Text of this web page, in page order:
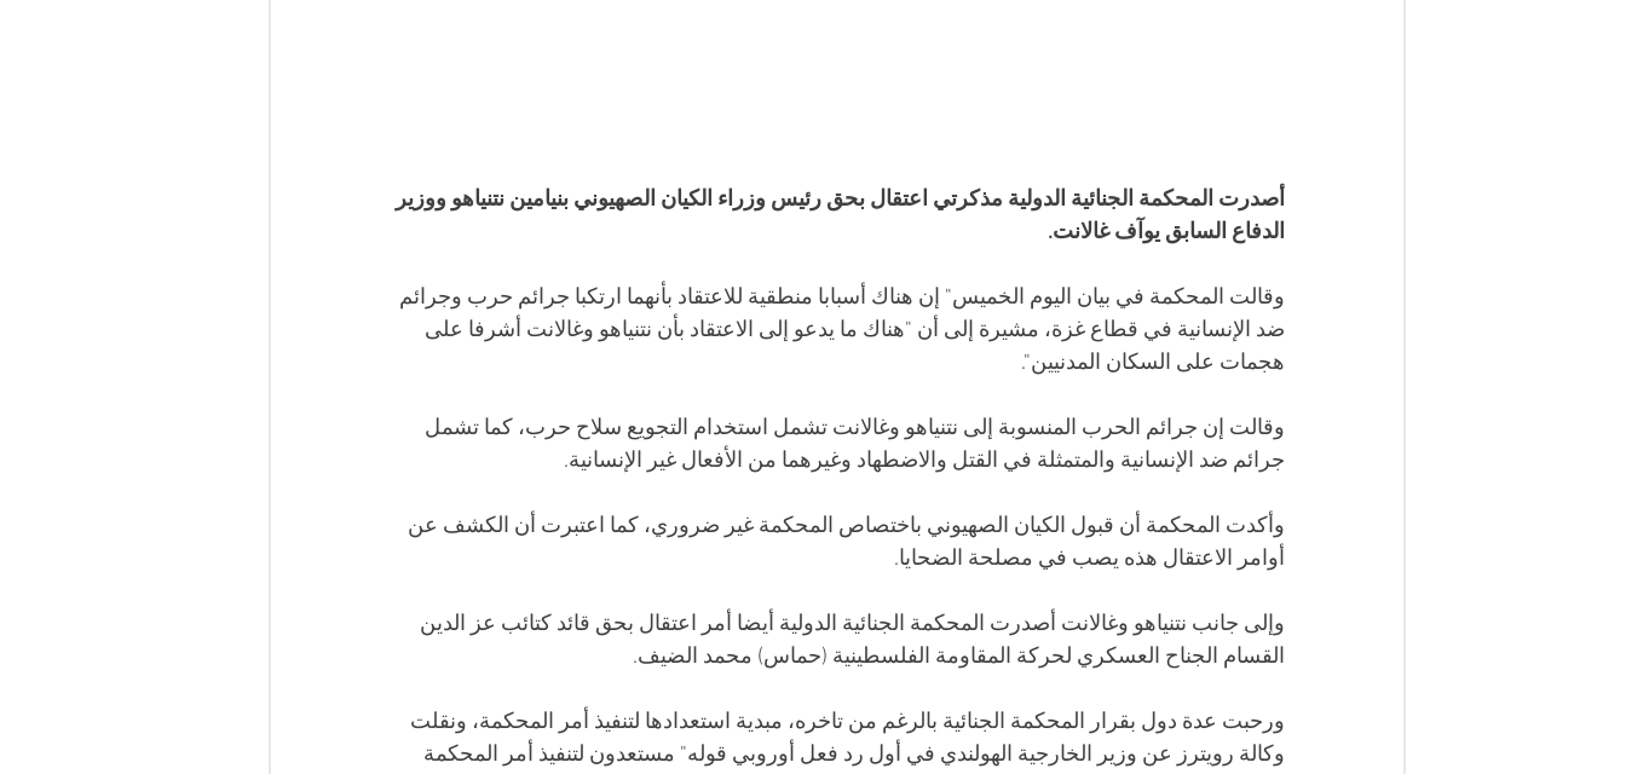
أصدرت المحكمة الجنائية الدولية مذكرتي اعتقال بحق رئيس وزراء الكيان الصهيوني بنيامين نتنياهو ووزير
الدفاع السابق يوآف غالانت.
وقالت المحكمة في بيان اليوم الخميس" إن هناك أسبابا منطقية للاعتقاد بأنهما ارتكبا جرائم حرب وجرائم
ضد الإنسانية في قطاع غزة، مشيرة إلى أن "هناك ما يدعو إلى الاعتقاد بأن نتنياهو وغالانت أشرفا على
هجمات على السكان المدنيين".
وقالت إن جرائم الحرب المنسوبة إلى نتنياهو وغالانت تشمل استخدام التجويع سلاح حرب، كما تشمل
جرائم ضد الإنسانية والمتمثلة في القتل والاضطهاد وغيرهما من الأفعال غير الإنسانية.
وأكدت المحكمة أن قبول الكيان الصهيوني باختصاص المحكمة غير ضروري، كما اعتبرت أن الكشف عن
أوامر الاعتقال هذه يصب في مصلحة الضحايا.
وإلى جانب نتنياهو وغالانت أصدرت المحكمة الجنائية الدولية أيضا أمر اعتقال بحق قائد كتائب عز الدين
القسام الجناح العسكري لحركة المقاومة الفلسطينية (حماس) محمد الضيف.
ورحبت عدة دول بقرار المحكمة الجنائية بالرغم من تاخره، مبدية استعدادها لتنفيذ أمر المحكمة، ونقلت
وكالة رويترز عن وزير الخارجية الهولندي في أول رد فعل أوروبي قوله" مستعدون لتنفيذ أمر المحكمة